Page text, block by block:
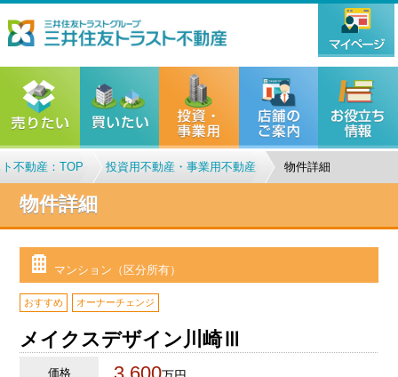
不動産：TOP 投資用不動産・事業用不動産 物件詳細
物件詳細
マンション（区分所有）
おすすめ オーナーチェンジ
メイクスデザイン川崎Ⅲ
価格